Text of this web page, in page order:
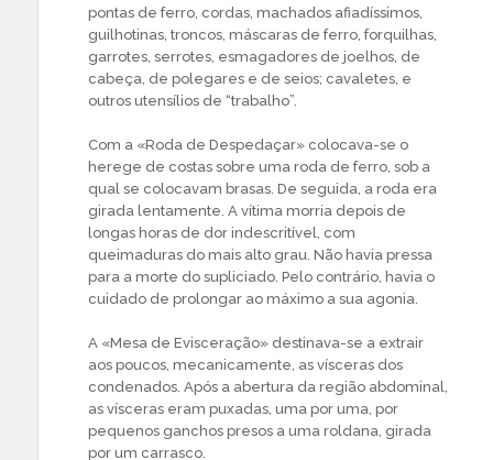
pontas de ferro, cordas, machados afiadíssimos,
guilhotinas, troncos, máscaras de ferro, forquilhas,
garrotes, serrotes, esmagadores de joelhos, de
cabeça, de polegares e de seios; cavaletes, e
outros utensílios de “trabalho”.
Com a «Roda de Despedaçar» colocava-se o
herege de costas sobre uma roda de ferro, sob a
qual se colocavam brasas. De seguida, a roda era
girada lentamente. A vítima morria depois de
longas horas de dor indescritível, com
queimaduras do mais alto grau. Não havia pressa
para a morte do supliciado. Pelo contrário, havia o
cuidado de prolongar ao máximo a sua agonia.
A «Mesa de Evisceração» destinava-se a extrair
aos poucos, mecanicamente, as vísceras dos
condenados. Após a abertura da região abdominal,
as vísceras eram puxadas, uma por uma, por
pequenos ganchos presos a uma roldana, girada
por um carrasco.